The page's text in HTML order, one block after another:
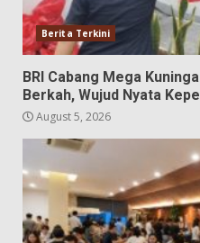
Berita Terkini
BRI Cabang Mega
Berkah, Wujud Nyata
August 5, 2026